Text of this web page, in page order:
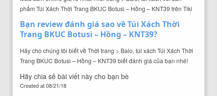
phẩm Túi Xách Thời Trang BKUC Botusi – Hồng – KNT39 trên Tiki
Bạn review đánh giá sao về Túi Xách Thời
Trang BKUC Botusi – Hồng – KNT39?
Hãy cho chúng tôi biết về Thời trang > Balo, túi xách Túi Xách Thời
Trang BKUC Botusi – Hồng – KNT39 biết đánh giá của bạn nhé!
Hãy chia sẻ bài viết này cho bạn bè
Created at08/21/18